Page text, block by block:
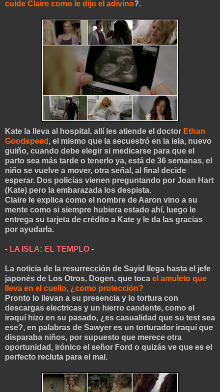
cuide Claire como le dijo el adivino?.
Kate la lleva al hospital, allí les atiende el doctor Ethan
Goodspeed , el mismo que la secuestró en la isla, nuevo
guiño, cuando debe elegir si medicarse para que el
parto sea más tarde o tenerlo ya, está de 36 semanas, el
niño se vuelve a mover, otra señal, al final decide
esperar. Dos policías vienen preguntando por Joan Hart
(Kate) pero la embarazada los despista.
Claire le explica como el nombre de Aaron vino a su
mente como si siempre hubiera estado ahí, luego le
entrega su tarjeta de crédito a Kate y le da las gracias
por ayudarla.
- LA ISLA: EL TEMPLO -
La noticia de la resurrección de Sayid llega hasta el jefe
japonés de Los Otros, Dogen, que toca el amuleto que
lleva en el cuello, ¿como protección?
Pronto lo llevan a su presencia y lo tortura con
descargas electricas y un hierro candente, como el
iraquí hizo en su pasado, ¿es casualidad que su test sea
ese?, en palabras de Sawyer es un torturador iraquí que
disparaba niños, por supuesto que merece otra
oportunidad, irónico el señor Ford o quizás ve que es el
perfecto recluta para el mal.